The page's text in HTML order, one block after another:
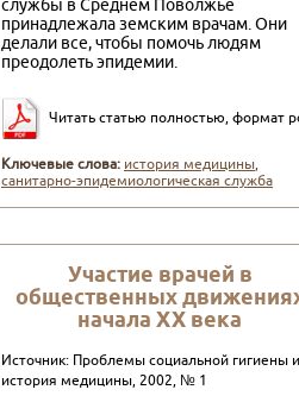
службы в Среднем Поволжье
принадлежала земским врачам. Они
делали все, чтобы помочь людям
преодолеть эпидемии.
Читать статью полностью, формат
Ключевые слова: история медицины,
санитарно-эпидемиологическая служба
Участие врачей в
общественных
начала ХХ века
Источник: Проблемы социальной гигиены и
история медицины, 2002, № 1